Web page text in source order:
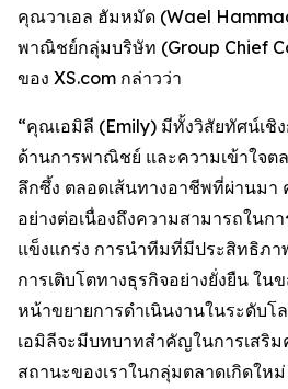
คุณวาเอล ฮัมหมัด (Wael
พาณิชย์กลุ่มบริษัท (Group Chief
ของ XS.com กล่าวว่า
“คุณเอมิลี (Emily) มีทั้งวิสัยทัศน์เชิ
ด้านการพาณิชย์ และความเข้าใจต
ลึกซึ้ง ตลอดเส้นทางอาชีพที่ผ่านมา
อย่างต่อเนื่องถึงความสามารถในก
แข็งแกร่ง การนำทีมที่มีประสิทธิภา
การเติบโตทางธุรกิจอย่างยั่งยืน ใน
หน้าขยายการดำเนินงานในระดับ
เอมิลีจะมีบทบาทสำคัญในการเสริ
สถานะของเราในกลุ่มตลาดเกิดให